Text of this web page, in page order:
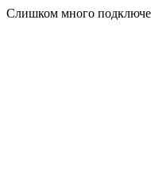
Слишком много